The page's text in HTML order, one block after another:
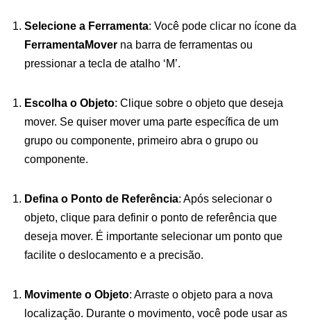
Selecione a Ferramenta: Você pode clicar no ícone da
FerramentaMover na barra de ferramentas ou
pressionar a tecla de atalho ‘M’.
Escolha o Objeto: Clique sobre o objeto que deseja
mover. Se quiser mover uma parte específica de um
grupo ou componente, primeiro abra o grupo ou
componente.
Defina o Ponto de Referência: Após selecionar o
objeto, clique para definir o ponto de referência que
deseja mover. É importante selecionar um ponto que
facilite o deslocamento e a precisão.
Movimente o Objeto: Arraste o objeto para a nova
localização. Durante o movimento, você pode usar as